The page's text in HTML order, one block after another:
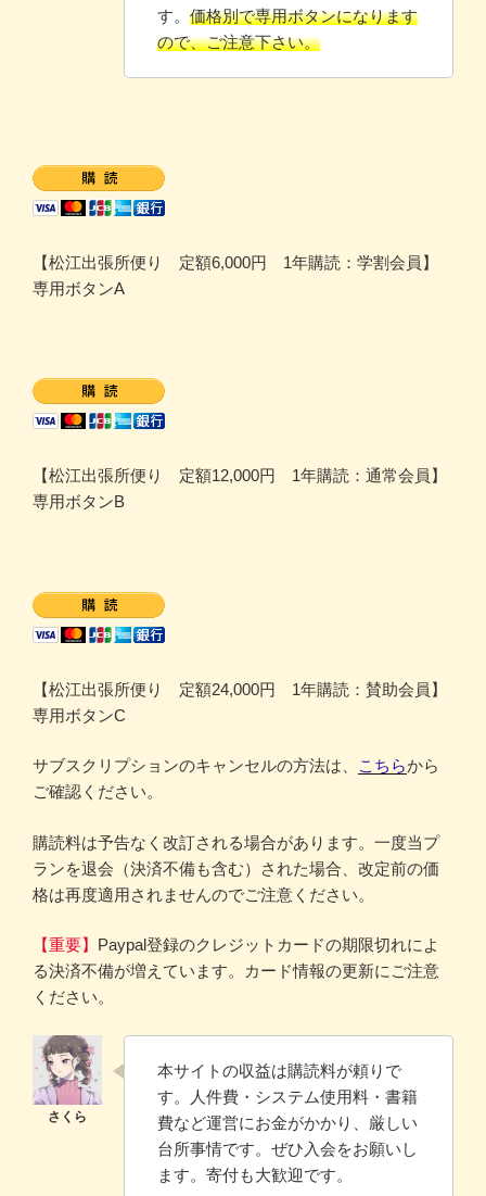
す。 価格別で専用ボタンになります
ので、ご注意下さい。
【松江出張所便り 定額6,000円 1年購読：学割会員】
専用ボタンA
【松江出張所便り 定額12,000円 1年購読：通常会員】
専用ボタンB
【松江出張所便り 定額24,000円 1年購読：賛助会員】
専用ボタンC
サブスクリプションのキャンセルの方法は、 こちらから
ご確認ください。
購読料は予告なく改訂される場合があります。一度当プ
ランを退会（決済不備も含む）された場合、改定前の価
格は再度適用されませんのでご注意ください。
【重要】 Paypal登録のクレジットカードの期限切れによ
る決済不備が増えています。カード情報の更新にご注意
ください。
本サイトの収益は購読料が頼りで
す。人件費・システム使用料・書籍
費など運営にお金がかかり、厳しい
台所事情です。ぜひ入会をお願いし
ます。寄付も大歓迎です。